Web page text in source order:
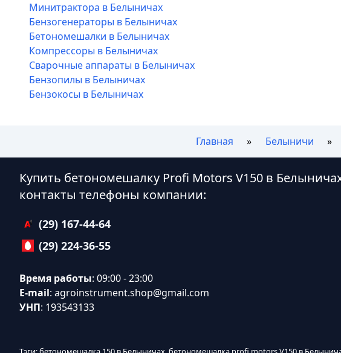
Минитрактора в Белыничах
Бензогенераторы в Белыничах
Бетономешалки в Белыничах
Компрессоры в Белыничах
Сварочные аппараты в Белыничах
Бензопилы в Белыничах
Бензокосы в Белыничах
Главная Белыничи
Купить бетономешалку Profi Motors V150 в
контакты телефоны компании:
(29) 167-44-64
(29) 224-36-55
Время работы: 09:00 - 23:00
E-mail: agroinstrument.shop@gmail.com
УНП: 193543133